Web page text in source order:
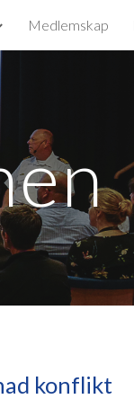
Medlemskap
konflikt